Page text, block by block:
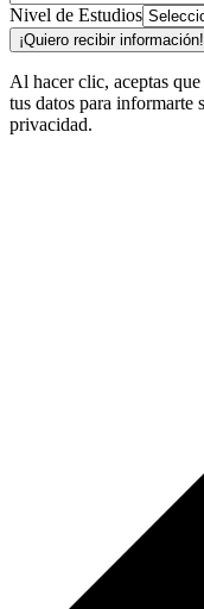
Nivel de Estudios
¡Quiero recibir información!
Al hacer clic, aceptas
tus datos para informarte
privacidad.